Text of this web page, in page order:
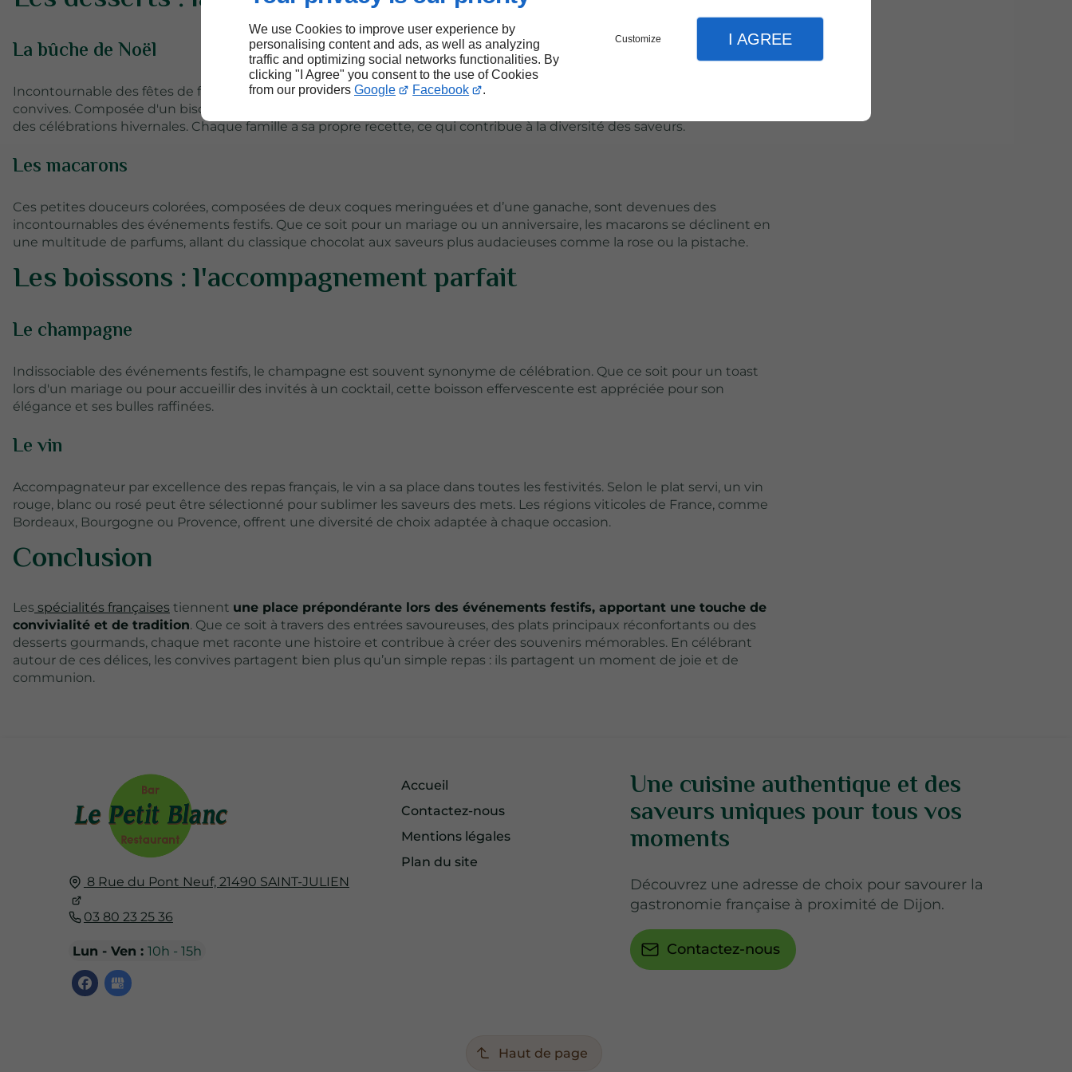
We use Cookies to improve user experience by
personalising content and ads, as well as analyzing
traffic and optimizing social networks functionalities. By
clicking "I Agree" you consent to the use of Cookies
from our providers Google Facebook .
Customize I AGREE
La bûche de Noël
Incontournable des fêtes de fin d’année, la bûche de Noël est un dessert qui ne manque jamais d'émerveiller les
convives. Composée d'un biscuit roulé garni de crème au beurre ou de mousse chocolatée, elle symbolise la chaleur
des célébrations hivernales. Chaque famille a sa propre recette, ce qui contribue à la diversité des saveurs.
Les macarons
Ces petites douceurs colorées, composées de deux coques meringuées et d’une ganache, sont devenues des
incontournables des événements festifs. Que ce soit pour un mariage ou un anniversaire, les macarons se déclinent en
une multitude de parfums, allant du classique chocolat aux saveurs plus audacieuses comme la rose ou la pistache.
Les boissons : l'accompagnement parfait
Le champagne
Indissociable des événements festifs, le champagne est souvent synonyme de célébration. Que ce soit pour un toast
lors d'un mariage ou pour accueillir des invités à un cocktail, cette boisson effervescente est appréciée pour son
élégance et ses bulles raffinées.
Le vin
Accompagnateur par excellence des repas français, le vin a sa place dans toutes les festivités. Selon le plat servi, un vin
rouge, blanc ou rosé peut être sélectionné pour sublimer les saveurs des mets. Les régions viticoles de France, comme
Bordeaux, Bourgogne ou Provence, offrent une diversité de choix adaptée à chaque occasion.
Conclusion
Les spécialités françaises tiennent une place prépondérante lors des événements festifs, apportant une touche de
convivialité et de tradition. Que ce soit à travers des entrées savoureuses, des plats principaux réconfortants ou des
desserts gourmands, chaque met raconte une histoire et contribue à créer des souvenirs mémorables. En célébrant
autour de ces délices, les convives partagent bien plus qu’un simple repas : ils partagent un moment de joie et de
communion.
8 Rue du Pont Neuf, 21490 SAINT-JULIEN
03 80 23 25 36
Lun - Ven : 10h - 15h
Accueil
Contactez-nous
Mentions légales
Plan du site
Une cuisine authentique et des
saveurs uniques pour tous vos
moments
Découvrez une adresse de choix pour savourer la
gastronomie française à proximité de Dijon.
Contactez-nous
Haut de page